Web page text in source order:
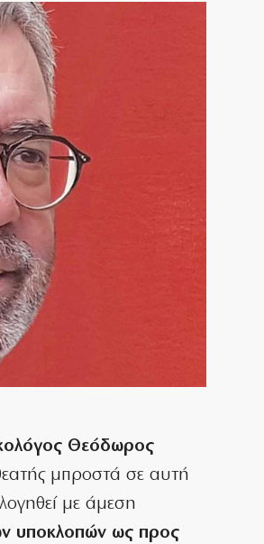
Θεόδωρος
μπροστά σε αυτή
με άμεση
υποκλοπών ως προς